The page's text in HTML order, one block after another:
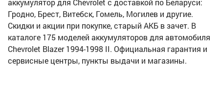
аккумулятор для Chevrolet с доставкой по Беларуси:
Гродно, Брест, Витебск, Гомель, Могилев и другие.
Скидки и акции при покупке, старый АКБ в зачет. В
каталоге 175 моделей аккумуляторов для автомобиля
Chevrolet Blazer 1994-1998 II. Официальная гарантия и
сервисные центры, пункты выдачи и магазины.